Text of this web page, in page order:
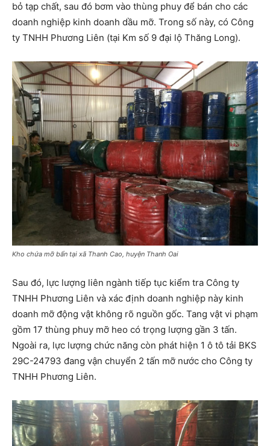
bỏ tạp chất, sau đó bơm vào thùng phuy để bán cho các
doanh nghiệp kinh doanh dầu mỡ. Trong số này, có Công
ty TNHH Phương Liên (tại Km số 9 đại lộ Thăng Long).
Kho chứa mỡ bẩn tại xã Thanh Cao, huyện Thanh Oai
Sau đó, lực lượng liên ngành tiếp tục kiểm tra Công ty
TNHH Phương Liên và xác định doanh nghiệp này kinh
doanh mỡ động vật không rõ nguồn gốc. Tang vật vi phạm
gồm 17 thùng phuy mỡ heo có trọng lượng gần 3 tấn.
Ngoài ra, lực lượng chức năng còn phát hiện 1 ô tô tải BKS
29C-24793 đang vận chuyển 2 tấn mỡ nước cho Công ty
TNHH Phương Liên.